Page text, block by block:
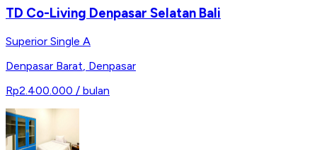
TD Co-Living Denpasar Selatan Bali
Superior Single A
Denpasar Barat, Denpasar
Rp2.400.000 / bulan